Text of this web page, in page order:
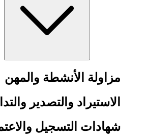
مزاولة الأنشطة والمهن
الاستيراد والتصدير
شهادات التسجيل